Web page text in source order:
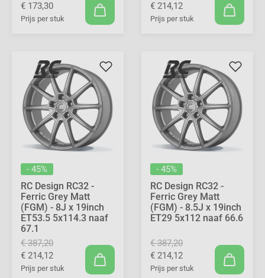
€ 173,30
Prijs per stuk
€ 214,12
Prijs per stuk
- 45%
RC Design RC32 -
Ferric Grey Matt
(FGM) - 8J x 19inch
ET53.5 5x114.3 naaf
67.1
€ 387,20
€ 214,12
Prijs per stuk
- 45%
RC Design RC32 -
Ferric Grey Matt
(FGM) - 8.5J x 19inch
ET29 5x112 naaf 66.6
€ 387,20
€ 214,12
Prijs per stuk